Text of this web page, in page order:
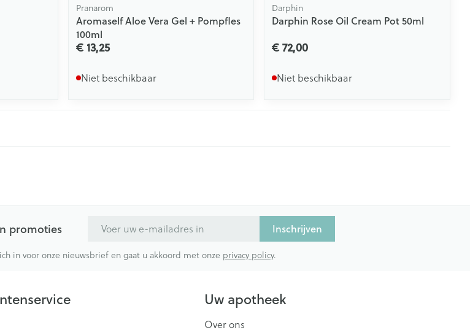
Pranarom
Aromaself Aloe Vera Gel + Pompfles
100ml
€ 13,25
Niet beschikbaar
Darphin
Darphin Rose Oil Cream Pot 50ml
€ 72,00
Niet beschikbaar
promoties Inschrijven
in voor onze nieuwsbrief en gaat u akkoord met onze privacy policy.
Uw apotheek
Over ons